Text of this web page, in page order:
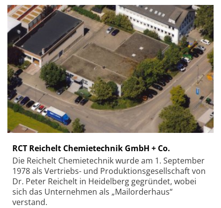
RCT Reichelt Chemietechnik GmbH + Co.
Die Reichelt Chemietechnik wurde am 1. September
1978 als Vertriebs- und Produktionsgesellschaft von
Dr. Peter Reichelt in Heidelberg gegründet, wobei
sich das Unternehmen als „Mailorderhaus“
verstand.